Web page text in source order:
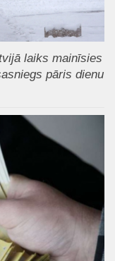
laiks mainīsies
pāris dienu